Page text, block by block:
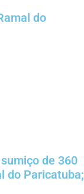
do
de 360
do Paricatuba;